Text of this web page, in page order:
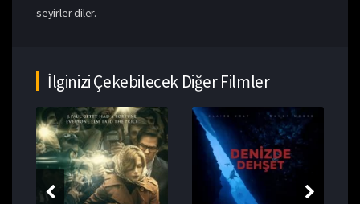
seyirler diler.
İlginizi Çekebilecek Diğer Filmler